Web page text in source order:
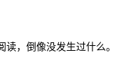
，倒像没发生过什么。